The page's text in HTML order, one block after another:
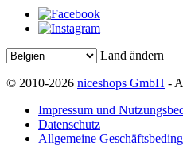
Land ändern
© 2010-2026 niceshops GmbH -
Impressum und
Datenschutz
Allgemeine